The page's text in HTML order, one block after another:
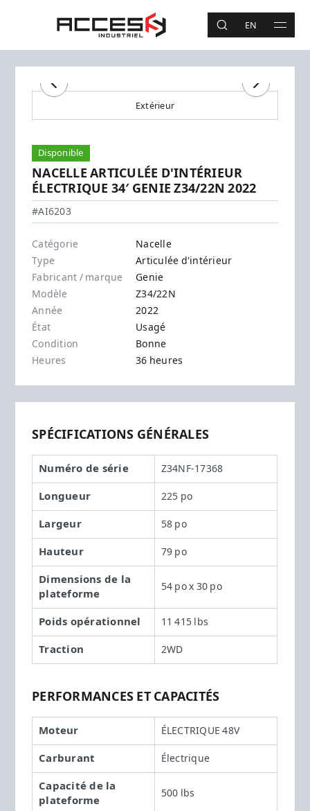
Accès Industriel
RECHERCHE
EN MAIN
Recherche
Précédent Suivant
Extérieur
Disponible
NACELLE ARTICULÉE D'INTÉRIEUR
ÉLECTRIQUE 34′ GENIE Z34/22N 2022
Genie - Z34/22N
#AI6203
Catégorie
Nacelle
Type
Articulée d'intérieur
Fabricant / marque
Genie
Modèle
Z34/22N
Année
2022
État
Usagé
Condition
Bonne
Heures
36 heures
SPÉCIFICATIONS GÉNÉRALES
Numéro de série Z34NF-17368
Longueur 225 po
Largeur 58 po
Hauteur 79 po
Dimensions de la
plateforme
54 po x 30 po
Poids opérationnel 11 415 lbs
Traction 2WD
PERFORMANCES ET CAPACITÉS
Moteur ÉLECTRIQUE 48V
Carburant Électrique
Capacité de la
plateforme
500 lbs